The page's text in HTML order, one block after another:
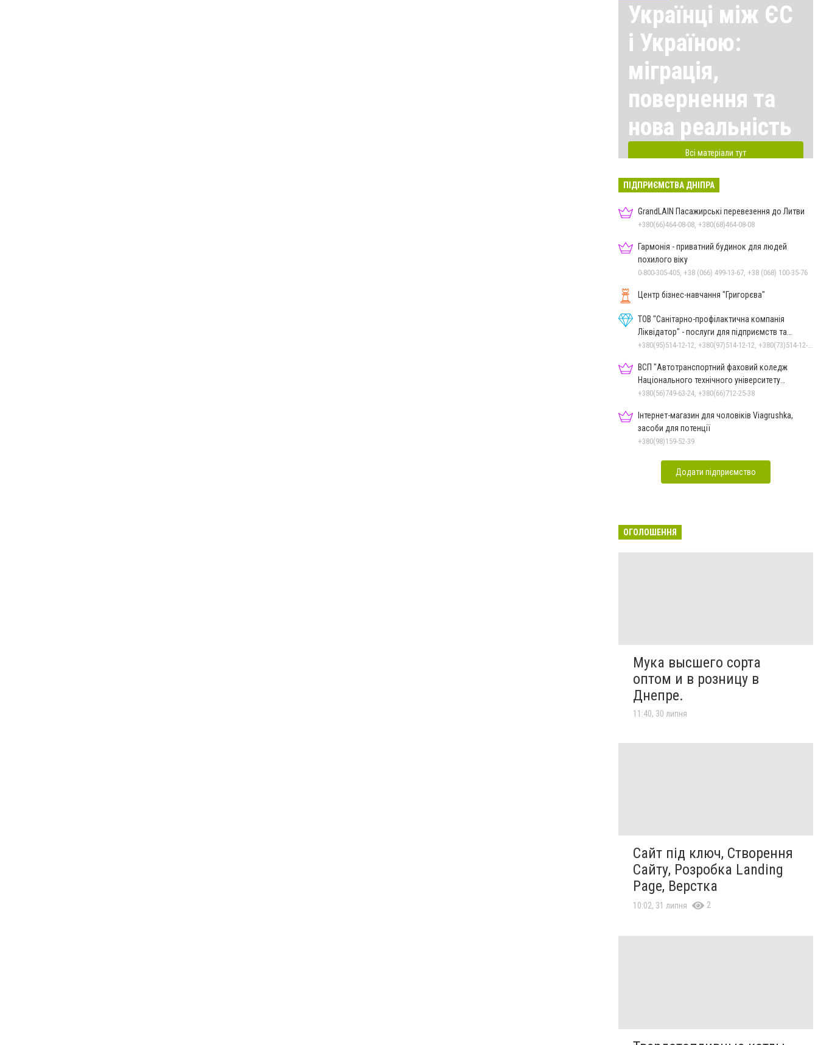
Українці між ЄС
і Україною:
міграція,
повернення та
нова реальність
Всі матеріали тут
ПІДПРИЄМСТВА ДНІПРА
GrandLAIN Пасажирські перевезення до Литви
+380(66)464-08-08, +380(68)464-08-08
Гармонія - приватний будинок для людей
похилого віку
0-800-305-405, +38 (066) 499-13-67, +38 (068) 100-35-76
Центр бізнес-навчання "Григорєва"
ТОВ "Санітарно-профілактична компанія
Ліквідатор" - послуги для підприємств та
населення
ВСП "Автотранспортний фаховий коледж
Національного технічного університету
"Дніпровська політехніка"
+380(56)749-63-24, +380(66)712-25-38
Інтернет-магазин для чоловіків Viagrushka,
засоби для потенції
+380(98)159-52-39
Додати підприємство
ОГОЛОШЕННЯ
Мука высшего сорта
оптом и в розницу в
Днепре.
11:40, 30 липня
Сайт під ключ, Створення
Сайту, Розробка Landing
Page, Верстка
10:02, 31 липня 2